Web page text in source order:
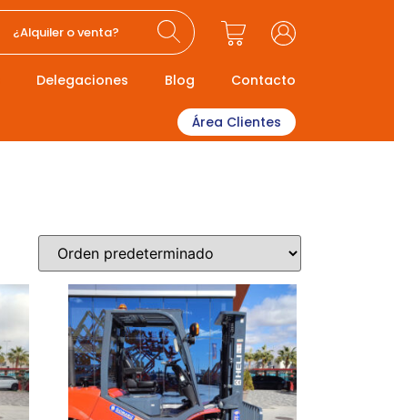
¿Alquiler o venta?
Delegaciones Blog Contacto
Área Clientes